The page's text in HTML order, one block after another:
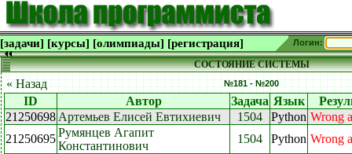
[задачи] [курсы] [олимпиады] [регистрация] Логин:
СОСТОЯНИЕ СИСТЕМЫ
« Назад №181 - №200
ID Автор Задача Язык
21250698 Артемьев Елисей Евтихиевич 1504 Python Wrong
21250695Румянцев Агапит
Константинович
1504 Python Wrong